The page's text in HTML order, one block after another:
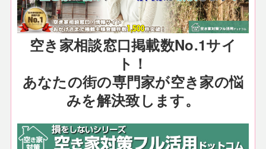
空き家相談窓口掲載数No.1サイ
ト！
あなたの街の専門家が空き家の悩
みを解決致します。